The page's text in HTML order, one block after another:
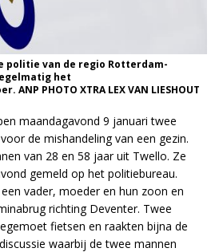
politie van de regio Rotterdam-
het
PHOTO XTRA LEX VAN LIESHOUT
maandagavond 9 januari twee
de mishandeling van een gezin.
van 28 en 58 jaar uit Twello. Ze
gemeld op het politiebureau.
vader, moeder en hun zoon en
richting Deventer. Twee
fietsen en raakten bijna de
waarbij de twee mannen